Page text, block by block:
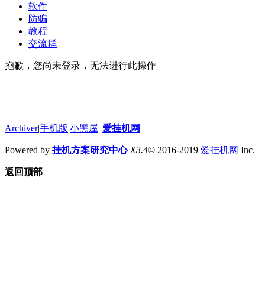
软件
防骗
教程
交流群
抱歉，您尚未登录，无法进行此操作
Archiver|手机版|小黑屋| 爱挂机网
Powered by 挂机方案研究中心 X3.4© 2016-2019 爱挂机网 Inc.
返回顶部